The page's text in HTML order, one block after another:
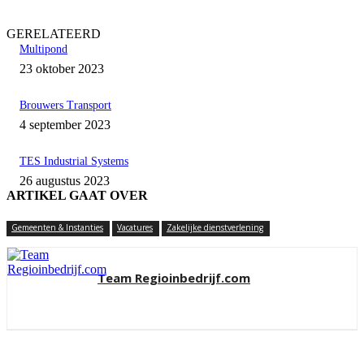
GERELATEERD
Multipond
23 oktober 2023
Brouwers Transport
4 september 2023
TES Industrial Systems
26 augustus 2023
ARTIKEL GAAT OVER
Gemeenten & Instanties Vacatures Zakelijke dienstverlening
Team Regioinbedrijf.com